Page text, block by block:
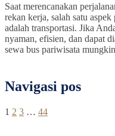
Saat merencanakan
rekan kerja, salah satu
adalah transportasi. Jika
nyaman, efisien, dan dapat
sewa bus pariwisata
Navigasi pos
1 2 3 … 44